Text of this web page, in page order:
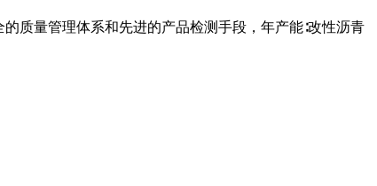
质量管理体系和先进的产品检测手段，年产能∶改性沥青